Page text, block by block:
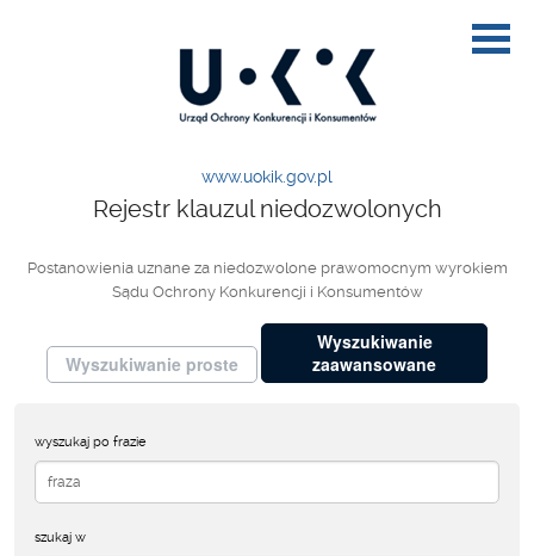
www.uokik.gov.pl
Rejestr klauzul niedozwolonych
Postanowienia uznane za niedozwolone prawomocnym wyrokiem
Sądu Ochrony Konkurencji i Konsumentów
Wyszukiwanie proste
Wyszukiwanie
zaawansowane
wyszukaj po frazie
szukaj w